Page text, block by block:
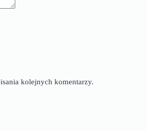
kolejnych komentarzy.